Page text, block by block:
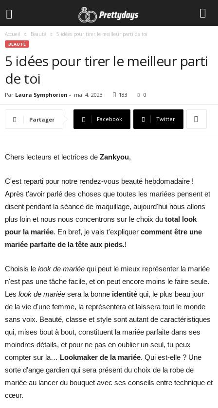
Accueil Beauté 5 idées pour tirer le meilleur parti de toi
BEAUTÉ
5 idées pour tirer le meilleur parti
de toi
Par Laura Symphorien - mai 4, 2023 183 0
Partager Facebook Twitter
Chers lecteurs et lectrices de Zankyou,
C'est reparti pour notre rendez-vous beauté hebdomadaire !
Après t'avoir parlé des choses que toutes les mariées pensent et
disent pendant la séance de maquillage, aujourd'hui nous allons
plus loin et nous nous concentrons sur le choix du total look
pour la mariée. En bref, je vais t'expliquer comment être une
mariée parfaite de la tête aux pieds.!
Choisis le look de mariée qui peut le mieux représenter la mariée
n'est pas une tâche facile, et on peut encore moins le faire seule.
Les look de mariée sera la bonne identité qui, le plus beau jour
de la vie d'une femme, la représentera et laissera tout le monde
sans voix. Beauté, classe et style sont autant de caractéristiques
qui, mises bout à bout, constituent la mariée parfaite dans ses
moindres détails, et pour ne pas en oublier un seul, tu peux
compter sur la… Lookmaker de la mariée. Qui est-elle ? Une
sorte d'ange gardien qui sera présent du choix de la robe de
mariée au lancer du bouquet avec ses conseils entre technique et
cœur.